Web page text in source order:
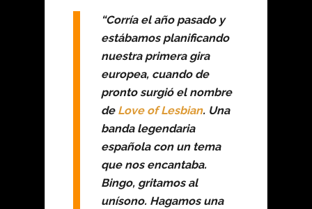
“Corría el año pasado y
estábamos planificando
nuestra primera gira
europea, cuando de
pronto surgió el nombre
de Love of Lesbian. Una
banda legendaria
española con un tema
que nos encantaba.
Bingo, gritamos al
unísono. Hagamos una